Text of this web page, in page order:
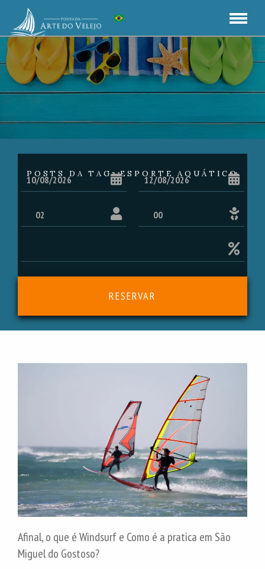
POSTS DA TAG: ESPORTE AQUÁTICO
RESERVAR
Afinal, o que é Windsurf e Como é a pratica em São
Miguel do Gostoso?